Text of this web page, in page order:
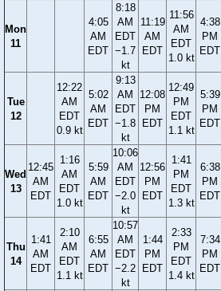
Mon
11
4:05
AM
EDT
8:18
AM
EDT
−1.7
kt
11:19
AM
EDT
11:56
AM
EDT
1.0 kt
4:38
PM
EDT
Tue
12
12:22
AM
EDT
0.9 kt
5:02
AM
EDT
9:13
AM
EDT
−1.8
kt
12:08
PM
EDT
12:49
PM
EDT
1.1 kt
5:39
PM
EDT
Wed
13
12:45
AM
EDT
1:16
AM
EDT
1.0 kt
5:59
AM
EDT
10:06
AM
EDT
−2.0
kt
12:56
PM
EDT
1:41
PM
EDT
1.3 kt
6:38
PM
EDT
Thu
14
1:41
AM
EDT
2:10
AM
EDT
1.1 kt
6:55
AM
EDT
10:57
AM
EDT
−2.2
kt
1:44
PM
EDT
2:33
PM
EDT
1.4 kt
7:34
PM
EDT